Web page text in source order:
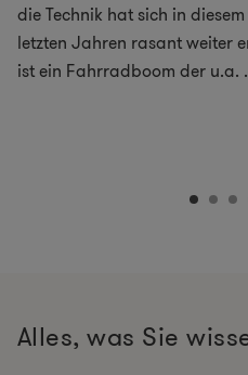
die Technik hat sich in
letzten Jahren rasant weiter
ist ein Fahrradboom der u.a.
Alles, was Sie